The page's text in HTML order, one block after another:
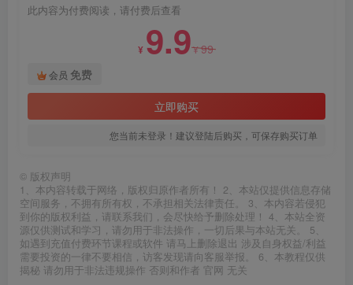
此内容为付费阅读，请付费后查看
¥ 9.9¥99
会员 免费
立即购买
您当前未登录！建议登陆后购买，可保存购买订单
© 版权声明
1、本内容转载于网络，版权归原作者所有！ 2、本站仅提供信息存储
空间服务，不拥有所有权，不承担相关法律责任。 3、本内容若侵犯
到你的版权利益，请联系我们，会尽快给予删除处理！ 4、本站全资
源仅供测试和学习，请勿用于非法操作，一切后果与本站无关。 5、
如遇到充值付费环节课程或软件 请马上删除退出 涉及自身权益/利益
需要投资的一律不要相信，访客发现请向客服举报。 6、本教程仅供
揭秘 请勿用于非法违规操作 否则和作者 官网 无关